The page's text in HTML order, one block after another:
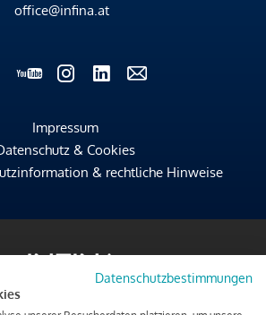
office@infina.at
Impressum
& Cookies
& rechtliche Hinweise
Datenschutzbestimmungen